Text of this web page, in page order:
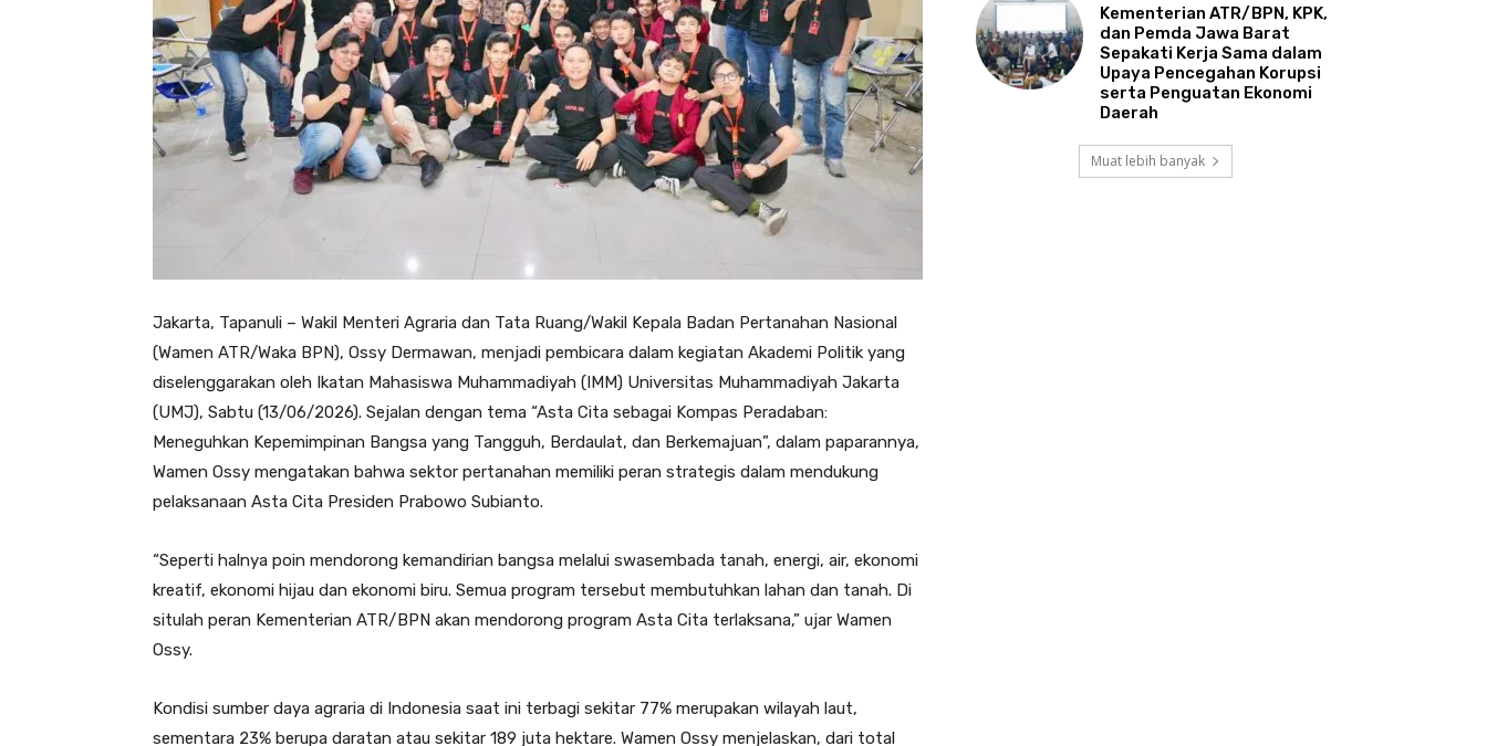
Jakarta, Tapanuli – Wakil Menteri Agraria dan Tata Ruang/Wakil Kepala Badan Pertanahan Nasional
(Wamen ATR/Waka BPN), Ossy Dermawan, menjadi pembicara dalam kegiatan Akademi Politik yang
diselenggarakan oleh Ikatan Mahasiswa Muhammadiyah (IMM) Universitas Muhammadiyah Jakarta
(UMJ), Sabtu (13/06/2026). Sejalan dengan tema “Asta Cita sebagai Kompas Peradaban:
Meneguhkan Kepemimpinan Bangsa yang Tangguh, Berdaulat, dan Berkemajuan”, dalam paparannya,
Wamen Ossy mengatakan bahwa sektor pertanahan memiliki peran strategis dalam mendukung
pelaksanaan Asta Cita Presiden Prabowo Subianto.
“Seperti halnya poin mendorong kemandirian bangsa melalui swasembada tanah, energi, air, ekonomi
kreatif, ekonomi hijau dan ekonomi biru. Semua program tersebut membutuhkan lahan dan tanah. Di
situlah peran Kementerian ATR/BPN akan mendorong program Asta Cita terlaksana,” ujar Wamen
Ossy.
Kondisi sumber daya agraria di Indonesia saat ini terbagi sekitar 77% merupakan wilayah laut,
sementara 23% berupa daratan atau sekitar 189 juta hektare. Wamen Ossy menjelaskan, dari total
Kementerian ATR/BPN, KPK,
dan Pemda Jawa Barat
Sepakati Kerja Sama dalam
Upaya Pencegahan Korupsi
serta Penguatan Ekonomi
Daerah
Muat lebih banyak